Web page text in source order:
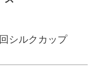
シルクカップ